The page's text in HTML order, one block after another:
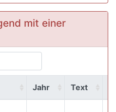
mit einer
Jahr Text